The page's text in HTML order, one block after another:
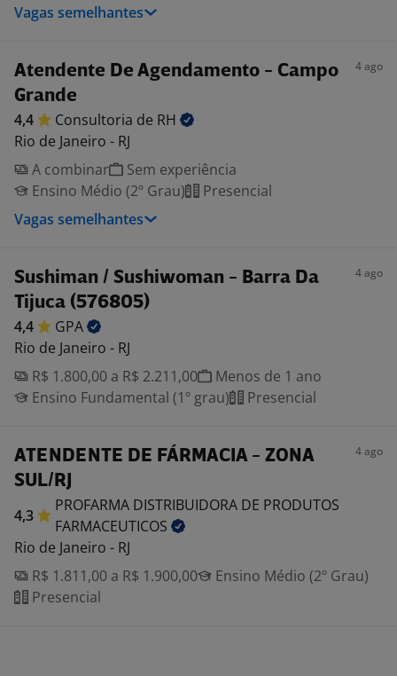
Vagas semelhantes
Atendente De Agendamento - Campo
Grande
4 ago
4,4 Consultoria de RH
Rio de Janeiro - RJ
A combinar
Sem experiência
Ensino Médio (2º Grau)
Presencial
Vagas semelhantes
Sushiman / Sushiwoman - Barra Da
Tijuca (576805)
4 ago
4,4
GPA
Rio de Janeiro - RJ
R$ 1.800,00 a R$ 2.211,00
Menos de 1 ano
Ensino Fundamental (1º grau)
Presencial
ATENDENTE DE FÁRMACIA - ZONA
SUL/RJ
4 ago
4,3
PROFARMA DISTRIBUIDORA DE PRODUTOS
FARMACEUTICOS
Rio de Janeiro - RJ
R$ 1.811,00 a R$ 1.900,00
Ensino Médio (2º Grau)
Presencial